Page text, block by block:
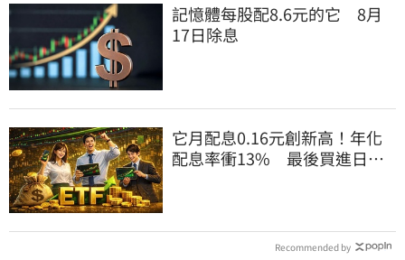
記憶體每股配8.6元的它 8月
17日除息
它月配息0.16元創新高！年化
配息率衝13% 最後買進日曝
Recommended by